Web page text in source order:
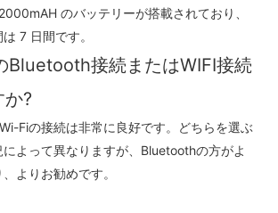
のバッテリーが搭載されており、
7 日間です。
Bluetooth接続またはWIFI接続
か?
Fiの接続は非常に良好です。どちらを選ぶ
よって異なりますが、Bluetoothの方がよ
よりお勧めです。